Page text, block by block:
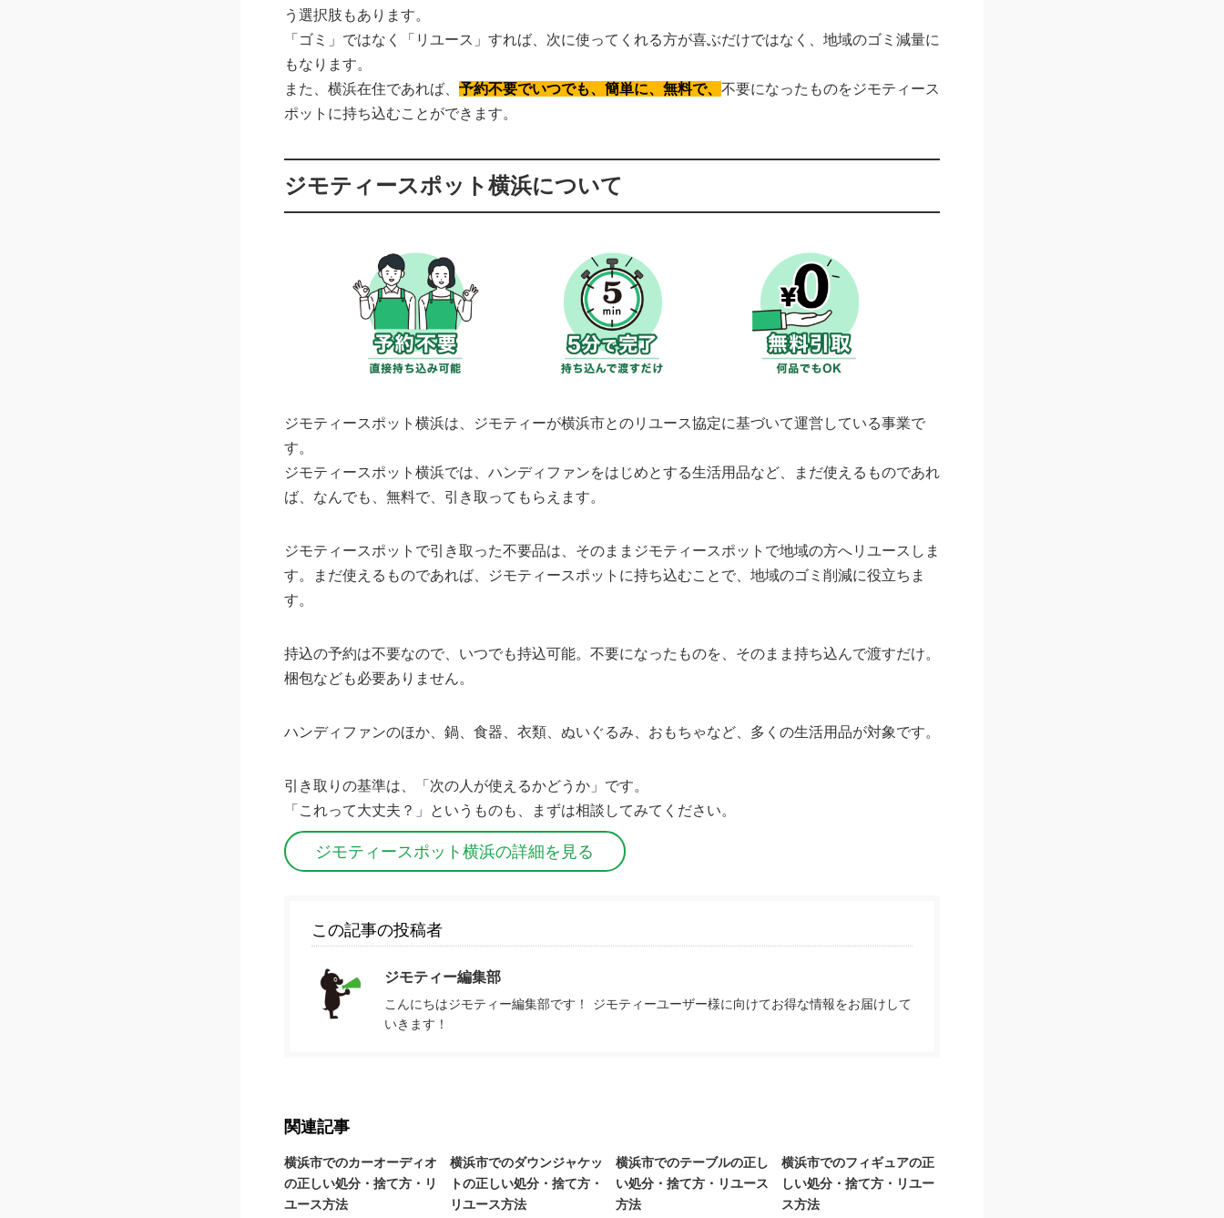
う選択肢もあります。
「ゴミ」ではなく「リユース」すれば、次に使ってくれる方が喜ぶだけではなく、地域のゴミ減量に
もなります。
また、横浜在住であれば、 予約不要でいつでも、簡単に、無料で、 不要になったものをジモティース
ポットに持ち込むことができます。
ジモティースポット横浜について
ジモティースポット横浜は、ジモティーが横浜市とのリユース協定に基づいて運営している事業で
す。
ジモティースポット横浜では、ハンディファンをはじめとする生活用品など、まだ使えるものであれ
ば、なんでも、無料で、引き取ってもらえます。
ジモティースポットで引き取った不要品は、そのままジモティースポットで地域の方へリユースしま
す。まだ使えるものであれば、ジモティースポットに持ち込むことで、地域のゴミ削減に役立ちま
す。
持込の予約は不要なので、いつでも持込可能。不要になったものを、そのまま持ち込んで渡すだけ。
梱包なども必要ありません。
ハンディファンのほか、鍋、食器、衣類、ぬいぐるみ、おもちゃなど、多くの生活用品が対象です。
引き取りの基準は、「次の人が使えるかどうか」です。
「これって大丈夫？」というものも、まずは相談してみてください。
ジモティースポット横浜の詳細を見る
この記事の投稿者
ジモティー編集部
こんにちはジモティー編集部です！ ジモティーユーザー様に向けてお得な情報をお届けして
いきます！
関連記事
横浜市でのカーオーディオ
の正しい処分・捨て方・リ
ユース方法
横浜市でのダウンジャケッ
トの正しい処分・捨て方・
リユース方法
横浜市でのテーブルの正し
い処分・捨て方・リユース
方法
横浜市でのフィギュアの正
しい処分・捨て方・リユー
ス方法